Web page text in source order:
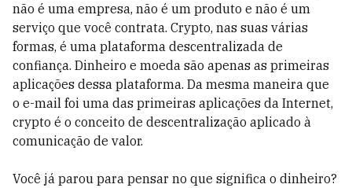
não é uma empresa, não é um produto e não é um
serviço que você contrata. Crypto, nas suas várias
formas, é uma plataforma descentralizada de
confiança. Dinheiro e moeda são apenas as primeiras
aplicações dessa plataforma. Da mesma maneira que
o e-mail foi uma das primeiras aplicações da Internet,
crypto é o conceito de descentralização aplicado à
comunicação de valor.
Você já parou para pensar no que significa o dinheiro?